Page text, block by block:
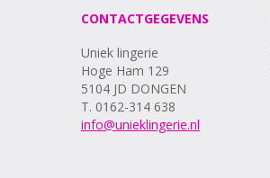
CONTACTGEGEVENS
Uniek lingerie
Hoge Ham 129
5104 JD DONGEN
T. 0162-314 638
info@unieklingerie.nl